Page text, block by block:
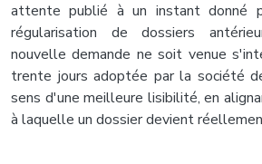
attente publié à un instant donné
régularisation de dossiers
nouvelle demande ne soit venue
trente jours adoptée par la société
sens d'une meilleure lisibilité, en
à laquelle un dossier devient